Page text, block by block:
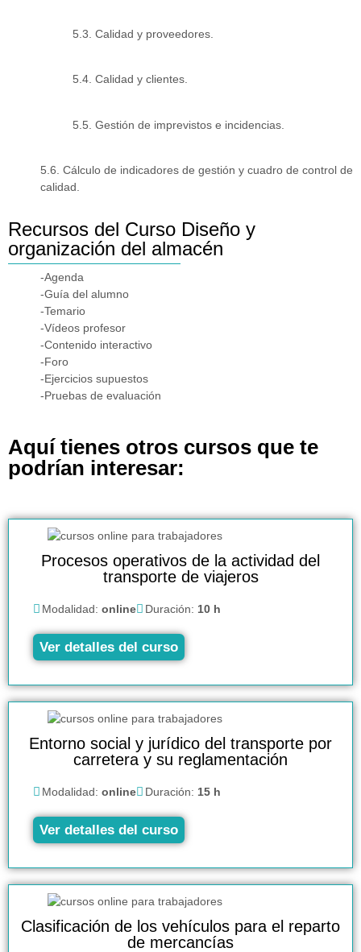
5.3. Calidad y proveedores.
5.4. Calidad y clientes.
5.5. Gestión de imprevistos e incidencias.
5.6. Cálculo de indicadores de gestión y cuadro de control de
calidad.
Recursos del Curso Diseño y
organización del almacén
-Agenda
-Guía del alumno
-Temario
-Vídeos profesor
-Contenido interactivo
-Foro
-Ejercicios supuestos
-Pruebas de evaluación
Aquí tienes otros cursos que te
podrían interesar:
Procesos operativos de la actividad del
transporte de viajeros
Modalidad: online Duración: 10 h
Ver detalles del curso
Entorno social y jurídico del transporte por
carretera y su reglamentación
Modalidad: online Duración: 15 h
Ver detalles del curso
Clasificación de los vehículos para el reparto
de mercancías